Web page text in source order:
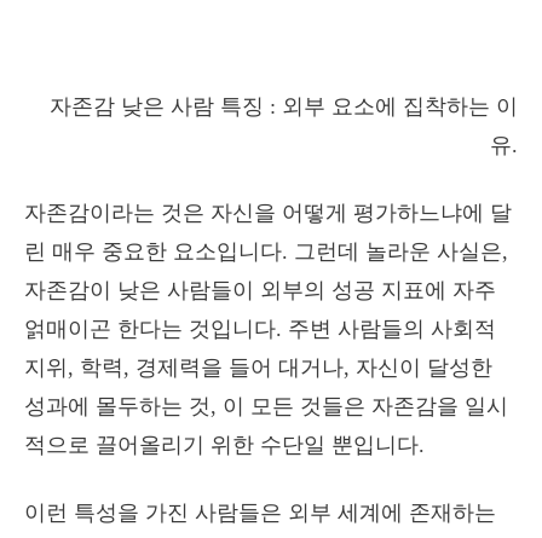
자존감 낮은 사람 특징 : 외부 요소에 집착하는 이
유.
자존감이라는 것은 자신을 어떻게 평가하느냐에 달
린 매우 중요한 요소입니다. 그런데 놀라운 사실은,
자존감이 낮은 사람들이 외부의 성공 지표에 자주
얽매이곤 한다는 것입니다. 주변 사람들의 사회적
지위, 학력, 경제력을 들어 대거나, 자신이 달성한
성과에 몰두하는 것, 이 모든 것들은 자존감을 일시
적으로 끌어올리기 위한 수단일 뿐입니다.
이런 특성을 가진 사람들은 외부 세계에 존재하는